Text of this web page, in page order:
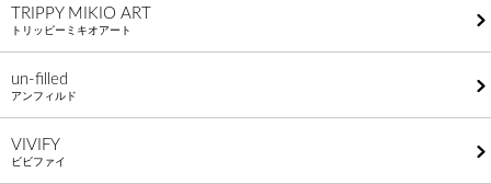
TRIPPY MIKIO ART
トリッピーミキオアート
un-filled
アンフィルド
VIVIFY
ビビファイ